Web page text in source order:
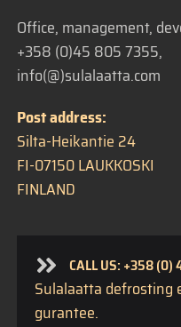
Office, management,
+358 (0)45 805 7355,
info(@)sulalaatta.com
Post address:
Silta-Heikantie 24
FI-07150 LAUKKOSKI
FINLAND
CALL US: +358
Sulalaatta defrosting
gurantee.